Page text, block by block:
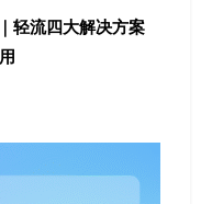
轻流四大解决方案